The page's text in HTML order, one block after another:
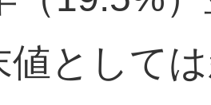
として